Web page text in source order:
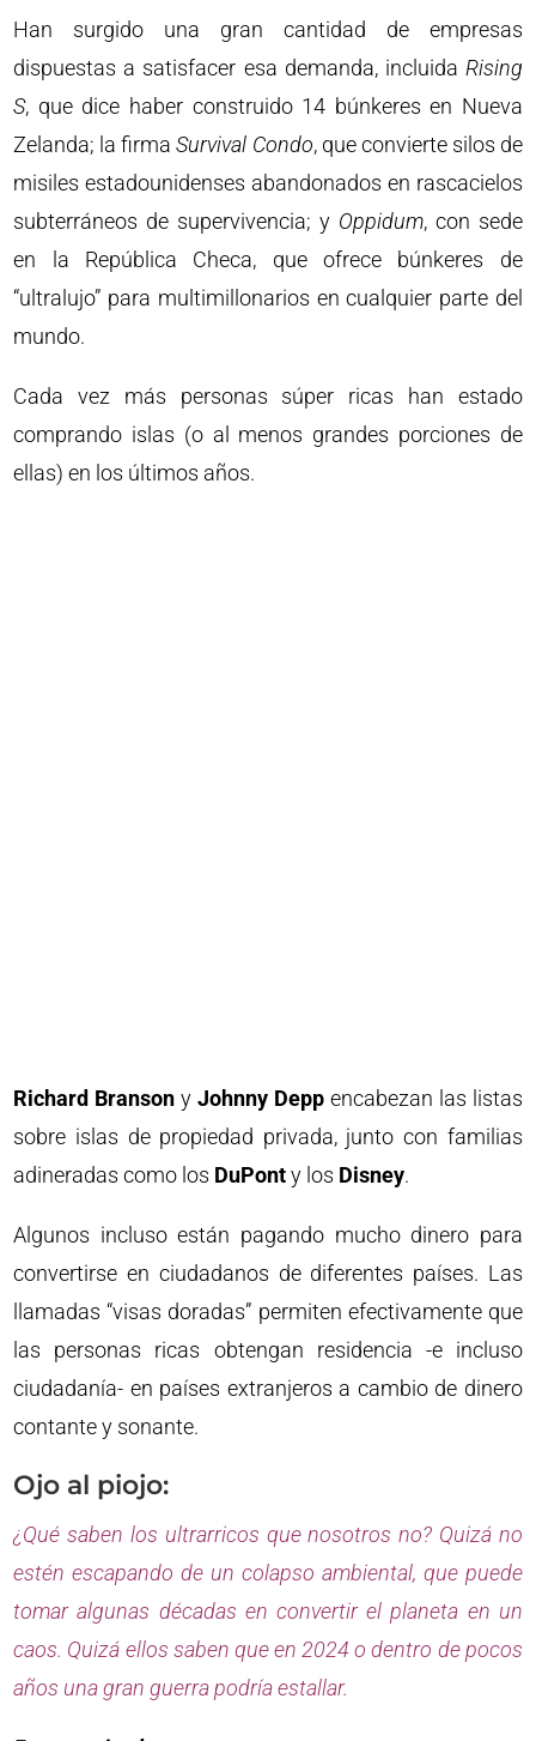
Han surgido una gran cantidad de empresas
dispuestas a satisfacer esa demanda, incluida Rising
S, que dice haber construido 14 búnkeres en Nueva
Zelanda; la firmaSurvival Condo, que convierte silos de
misiles estadounidenses abandonados en rascacielos
subterráneos de supervivencia; y Oppidum, con sede
en la República Checa, que ofrece búnkeres de
“ultralujo” para multimillonarios en cualquier parte del
mundo.
Cada vez más personas súper ricas han estado
comprando islas (o al menos grandes porciones de
ellas) en los últimos años.
Richard Branson yJohnny Depp encabezan las listas
sobre islas de propiedad privada, junto con familias
adineradas como los DuPonty los Disney.
Algunos incluso están pagando mucho dinero para
convertirse en ciudadanos de diferentes países. Las
llamadas “visas doradas” permiten efectivamente que
las personas ricas obtengan residencia -e incluso
ciudadanía- en países extranjeros a cambio de dinero
contante y sonante.
Ojo al piojo:
¿Qué saben los ultrarricos que nosotros no? Quizá no
estén escapando de un colapso ambiental, que puede
tomar algunas décadas en convertir el planeta en un
caos. Quizá ellos saben que en 2024 o dentro de pocos
años una gran guerra podría estallar.